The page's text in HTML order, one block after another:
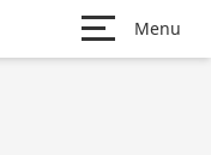
Menu